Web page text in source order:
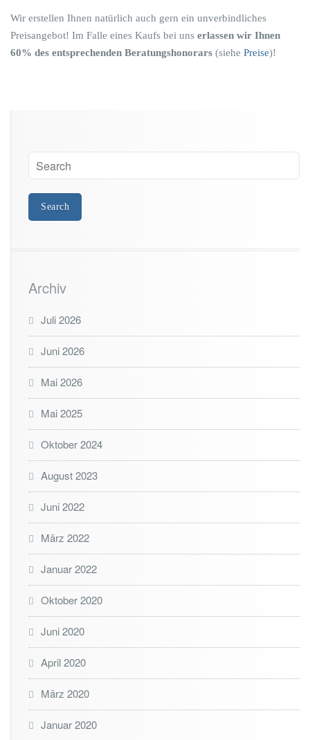
Wir erstellen Ihnen natürlich auch gern ein unverbindliches
Preisangebot! Im Falle eines Kaufs bei uns erlassen wir Ihnen
60% des entsprechenden Beratungshonorars (siehe Preise)!
Archiv
Juli 2026
Juni 2026
Mai 2026
Mai 2025
Oktober 2024
August 2023
Juni 2022
März 2022
Januar 2022
Oktober 2020
Juni 2020
April 2020
März 2020
Januar 2020